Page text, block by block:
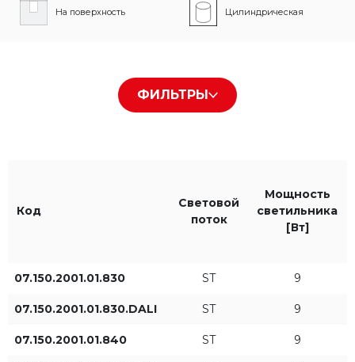
На поверхность Цилиндрическая
Цвет корпуса
Белый RAL9016
Серый RAL9006
ФИЛЬТРЫ
Код
Световой
поток
Мощность
светильника
[Вт]
07.150.2001.01.830 ST 9
07.150.2001.01.830.DALI ST 9
07.150.2001.01.840 ST 9